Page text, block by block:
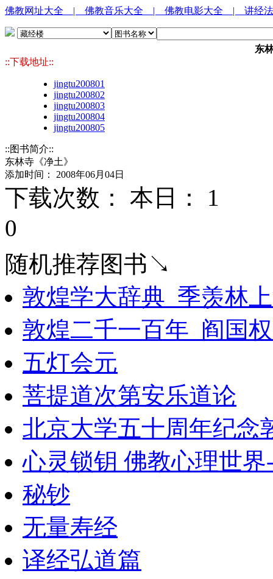
佛教网址大全 | 佛教音乐大全 | 佛教电影大全 | 讲经
东
::下载地址::
jingtu200801
jingtu200802
jingtu200803
jingtu200804
jingtu200805
::图书简介::
东林寺《净土》
添加时间： 2008年06月04日
下载次数： 本日： 1
0
随机推荐图书↘
敦煌学大辞典_季羡林
敦煌二千一百年_阎国
五灯会元
菩提道次第安乐道论
北京大学五十周年纪念
心灵锁钥 佛教心理世
秘钞
无量寿经
译经弘道篇